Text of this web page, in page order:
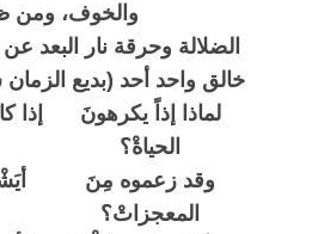
والخوف، ومن
الضلالة وحرقة نار البعد عن
خالق واحد أحد (بديع
لماذا إذاً يكرهونَ
الحياةْ؟
وقد زعموه مِنَ
المعجزاتْ؟
إذا